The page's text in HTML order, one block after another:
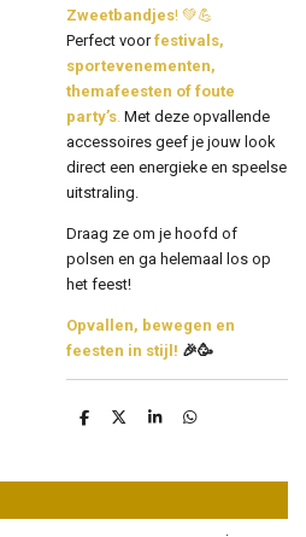
Zweetbandjes! 💚💪
Perfect voorfestivals,
sportevenementen,
themafeesten of foute
party’s Met deze opvallende
accessoires geef je jouw look
direct een energieke en speelse
uitstraling.
Draag ze om je hoofd of
polsen en ga helemaal los op
het feest!
Opvallen, bewegen en
feesten in stijl! 🎉🥳
D
n
D
S
e
D
n